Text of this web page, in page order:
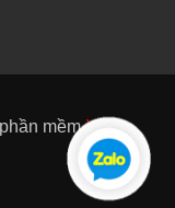
mềmXEP